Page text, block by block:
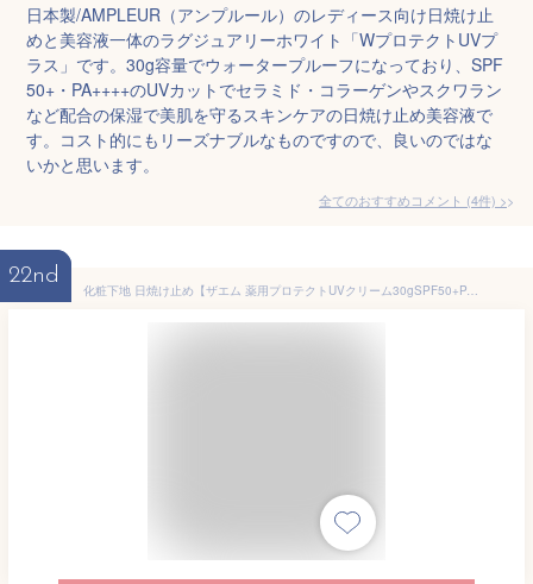
日本製/AMPLEUR（アンプルール）のレディース向け日焼け止
めと美容液一体のラグジュアリーホワイト「WプロテクトUVプ
ラス」です。30g容量でウォータープルーフになっており、SPF
50+・PA++++のUVカットでセラミド・コラーゲンやスクワラン
など配合の保湿で美肌を守るスキンケアの日焼け止め美容液で
す。コスト的にもリーズナブルなものですので、良いのではな
いかと思います。
全てのおすすめコメント (4件) >
22nd
化粧下地 日焼け止め【ザエム 薬用プロテクトUVクリーム30gSPF50+PA++++】UVクリーム 美容液 乳液 uvカット 化粧下地 美白ケア uvケア 無添加 白 下地 無香料 敏感肌 トーンアップ 保湿 シミ シワ 毛穴 メイクアップベース 美白クリーム 薬用